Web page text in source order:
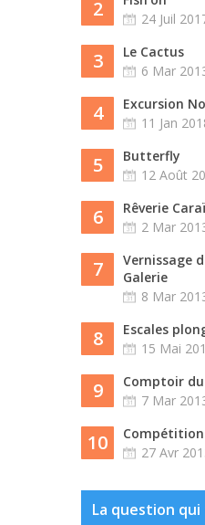
2
24 Juil
3
Le Cactus
6 Mar
4
Excursion
11 Jan
5
Butterfly
12 Août
6
Rêverie
2 Mar
7
Vernissage
Galerie
8 Mar
8
Escales
15 Mai
9
Comptoir
7 Mar
10
Compétition
27 Avr
La question qui